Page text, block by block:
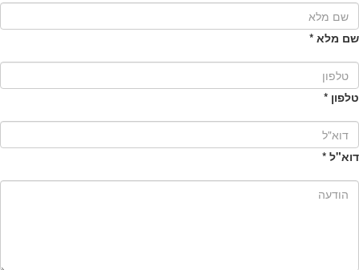
שם מלא *
טלפון *
דוא"ל *